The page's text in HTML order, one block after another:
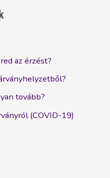
az érzést?
tovább?
(COVID-19)